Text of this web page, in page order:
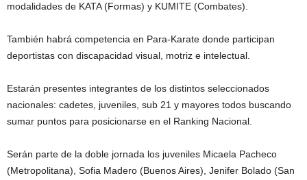
modalidades de KATA (Formas) y KUMITE (Combates).
También habrá competencia en Para-Karate donde participan
deportistas con discapacidad visual, motriz e intelectual.
Estarán presentes integrantes de los distintos seleccionados
nacionales: cadetes, juveniles, sub 21 y mayores todos buscando
sumar puntos para posicionarse en el Ranking Nacional.
Serán parte de la doble jornada los juveniles Micaela Pacheco
(Metropolitana), Sofia Madero (Buenos Aires), Jenifer Bolado (San